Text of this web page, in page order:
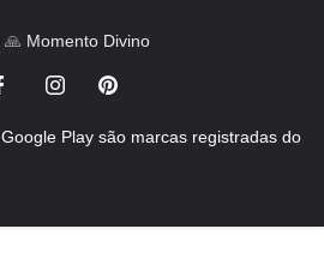
🙏 Momento Divino
Play são marcas registradas do